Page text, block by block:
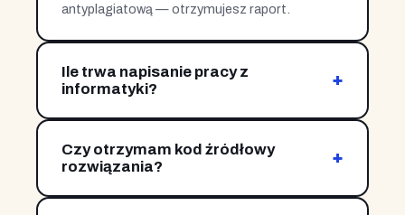
antyplagiatową — otrzymujesz raport.
Ile trwa napisanie pracy z
informatyki?
+
kolejne rozdziały na bieżąco.
Czy otrzymam kod źródłowy
rozwiązania?
+